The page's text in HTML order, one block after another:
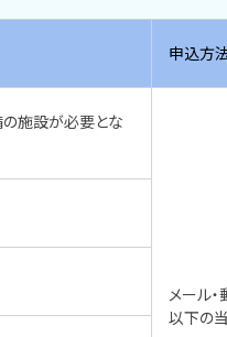
申込方
施設が必要とな
メール
以下の